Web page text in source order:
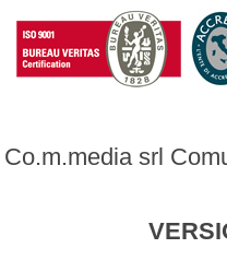
Co.m.media srl